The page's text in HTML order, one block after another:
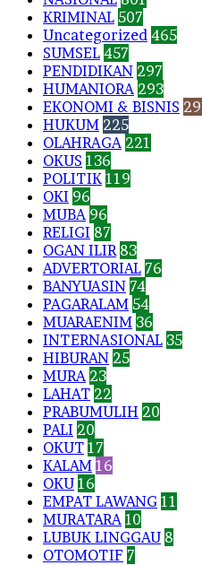
KRIMINAL 507
Uncategorized 465
SUMSEL 457
PENDIDIKAN 297
HUMANIORA 293
EKONOMI & BISNIS
HUKUM 225
OLAHRAGA 221
OKUS 136
POLITIK 119
OKI 96
MUBA 96
RELIGI 87
OGAN ILIR 83
ADVERTORIAL 76
BANYUASIN 74
PAGARALAM 54
MUARAENIM 36
INTERNASIONAL 35
HIBURAN 25
MURA 23
LAHAT 22
PRABUMULIH 20
PALI 20
OKUT 17
KALAM 16
OKU 16
EMPAT LAWANG 11
MURATARA 10
LUBUK LINGGAU 8
OTOMOTIF 7